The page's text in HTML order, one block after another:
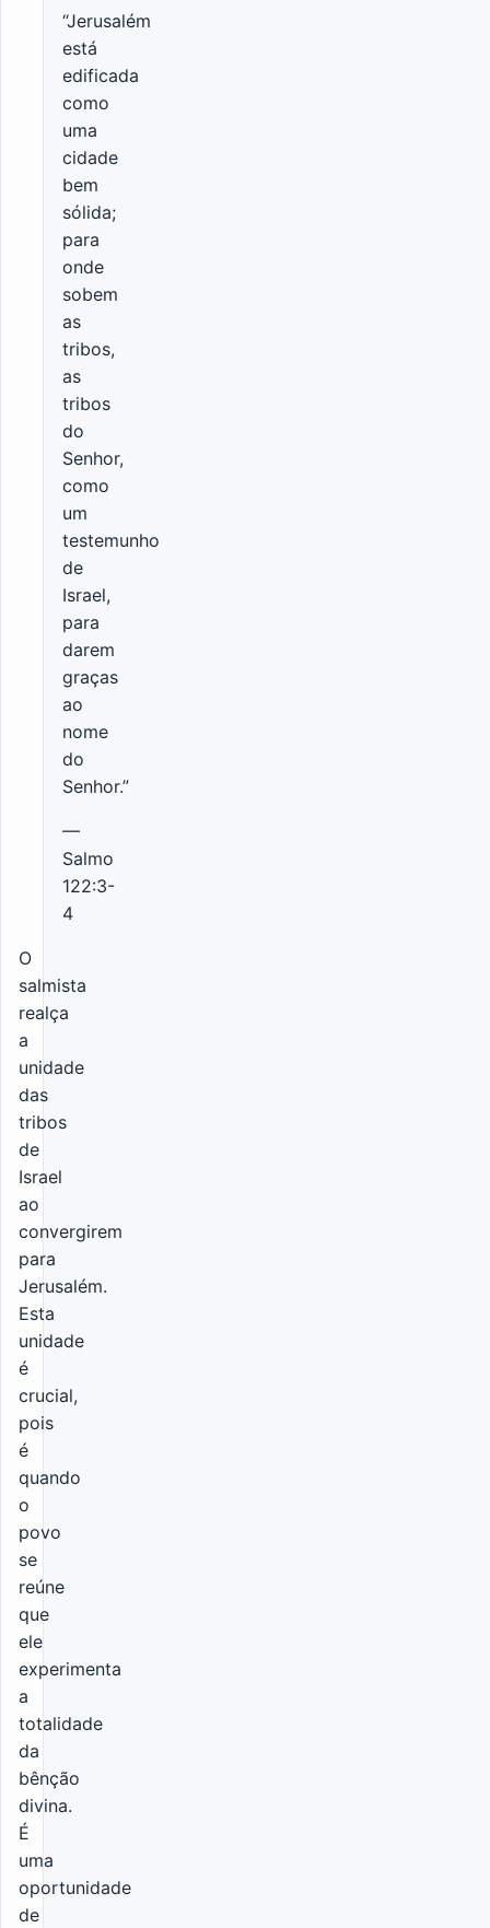
“Jerusalém
está
edificada
como
uma
cidade
bem
sólida;
para
onde
sobem
as
tribos,
as
tribos
do
Senhor,
como
um
testemunho
de
Israel,
para
darem
graças
ao
nome
do
Senhor.”
—
Salmo
122:3-
4
O
salmista
realça
a
unidade
das
tribos
de
Israel
ao
convergirem
para
Jerusalém.
Esta
unidade
é
crucial,
pois
é
quando
o
povo
se
reúne
que
ele
experimenta
a
totalidade
da
bênção
divina.
É
uma
oportunidade
de